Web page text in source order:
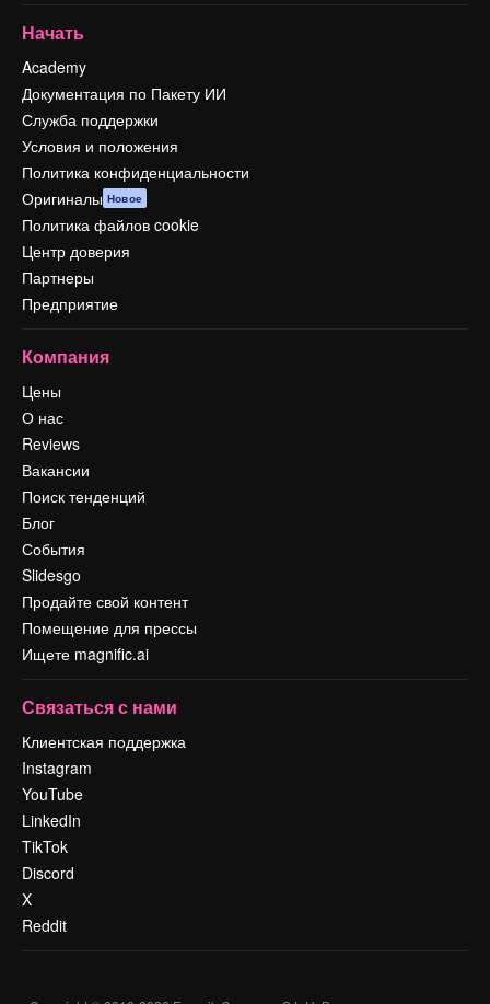
Начать
Academy
Документация по Пакету ИИ
Служба поддержки
Условия и положения
Политика конфиденциальности
Оригиналы Новое
Политика файлов cookie
Центр доверия
Партнеры
Предприятие
Компания
Цены
О нас
Reviews
Вакансии
Поиск тенденций
Блог
События
Slidesgo
Продайте свой контент
Помещение для прессы
Ищете magnific.ai
Связаться с нами
Клиентская поддержка
Instagram
YouTube
LinkedIn
TikTok
Discord
X
Reddit